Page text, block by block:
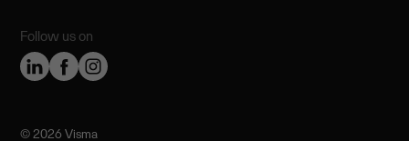
Follow us on
©️ 2026 Visma